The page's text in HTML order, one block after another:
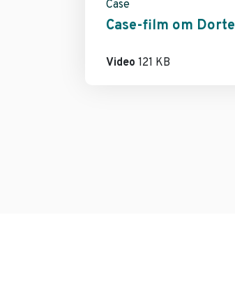
Case
Case-film om Dorte
Video 121 KB